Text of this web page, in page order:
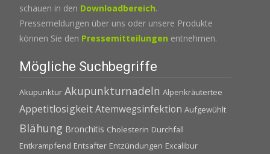
schauen in den Downloadbereich.
Pressemeldungen über uns oder unsere Produkte
können Sie den Pressemitteilungen entnehmen.
Mögliche Suchbegriffe
Akupunktur Akupunkturnadeln Alpenkräutertee
AppetitlosigkeitAtemwegsinfektion Aufgewühlt
Blähung Bronchitis Cholesterin Durchfall
Entkrampfend Entsafter Entzündungen Excalibur